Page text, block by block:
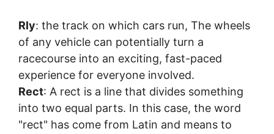
Rly: the track on which cars run, The wheels
of any vehicle can potentially turn a
racecourse into an exciting, fast-paced
experience for everyone involved.
Rect: A rect is a line that divides something
into two equal parts. In this case, the word
"rect" has come from Latin and means to